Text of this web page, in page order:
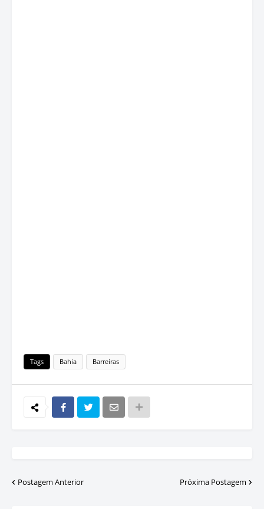
Tags Bahia Barreiras
Postagem Anterior Próxima Postagem